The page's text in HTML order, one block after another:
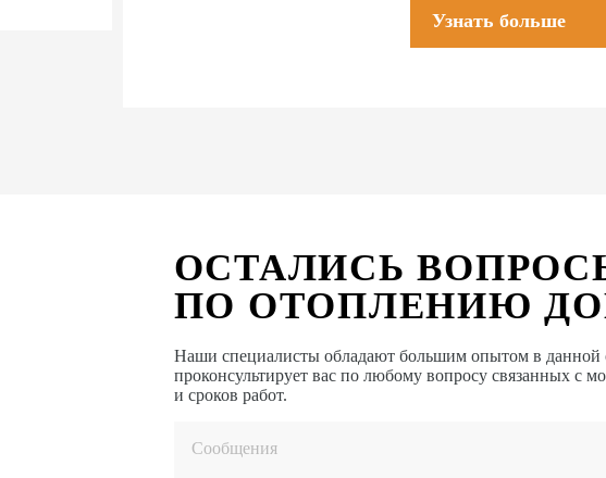
Узнать больше
ОСТАЛИСЬ
ПО ОТОПЛЕНИЮ
Наши специалисты обладают большим опытом в данной
проконсультирует вас по любому вопросу связанных с
и сроков работ.